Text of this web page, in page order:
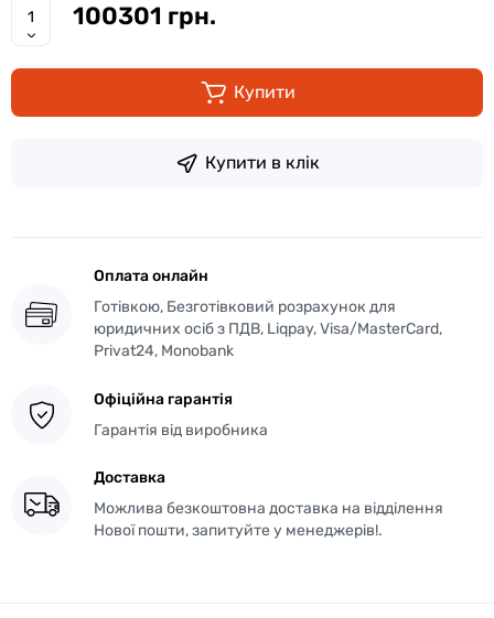
100301 грн.
Купити
Купити в клік
Оплата онлайн
Готівкою, Безготівковий розрахунок для
юридичних осіб з ПДВ, Liqpay, Visa/MasterCard,
Privat24, Monobank
Офіційна гарантія
Гарантія від виробника
Доставка
Можлива безкоштовна доставка на відділення
Нової пошти, запитуйте у менеджерів!.